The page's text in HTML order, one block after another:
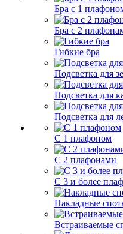
Бра с 1
Бра с 2
Гибкие бра
Подсветка для
Подсветка для
Подсветка для
С 1 плафоном
С 2 плафонами
С 3 и более
Накладные
Встраиваемые